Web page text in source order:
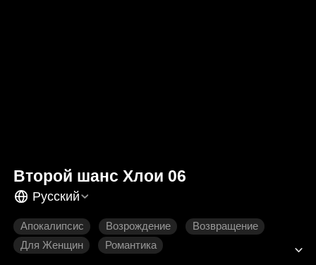
Второй шанс Хлои 06
Русский
Апокалипсис Возрождение
Возвращение
Для Женщин
Романтика